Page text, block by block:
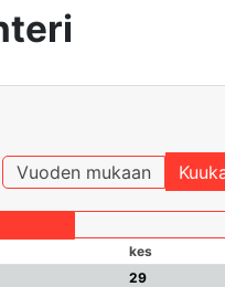
Vuoden mukaan
kes
29